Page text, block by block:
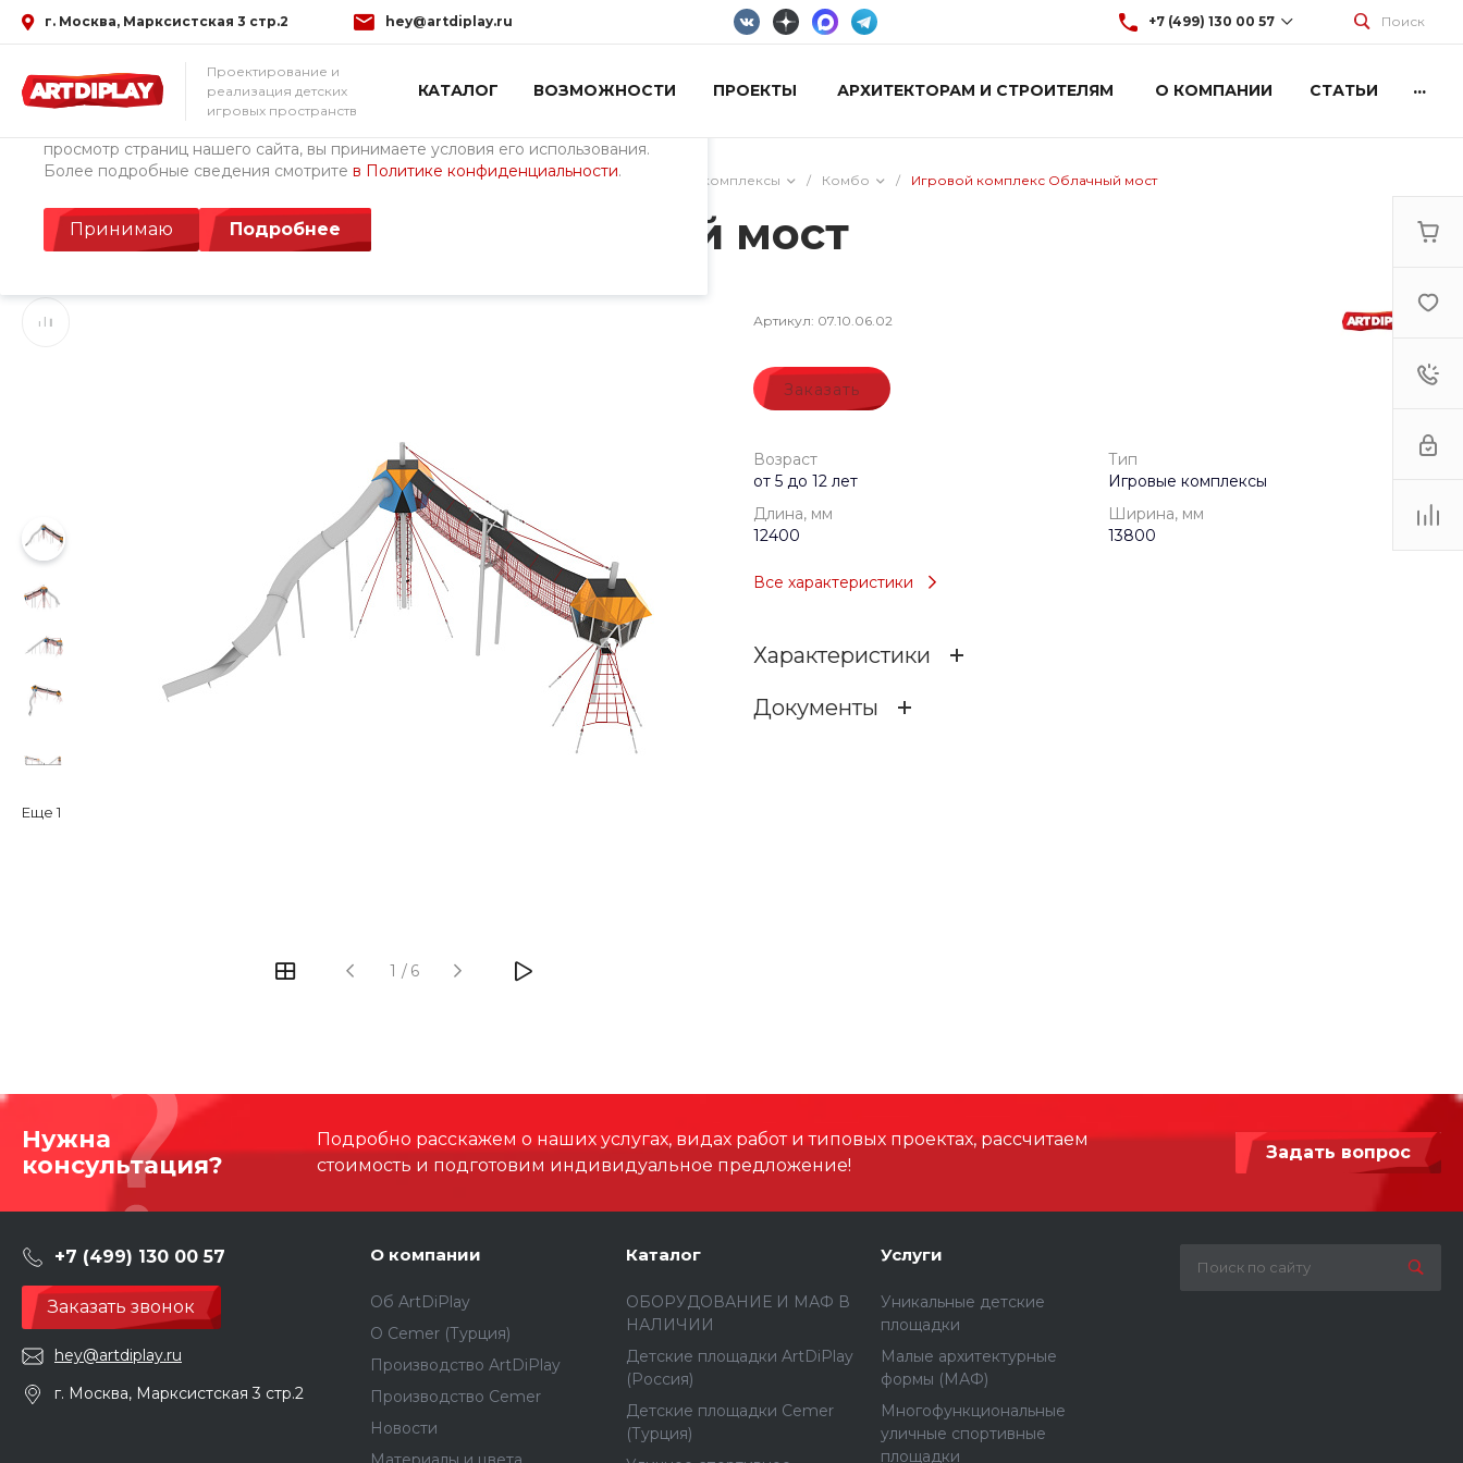
Использование файлов Cookie
Мы используем файлы cookie, разработанные нашими специалистами и
просмотр страниц нашего сайта, вы принимаете условия его использования.
Более подробные сведения смотрите в Политике конфиденциальности.
Принимаю Подробнее
г. Москва, Марксистская 3 стр.2 hey@artdiplay.ru +7 (499) 130 00 57 Поиск
Проектирование и
реализация детских
игровых пространств
КАТАЛОГ ВОЗМОЖНОСТИ ПРОЕКТЫ АРХИТЕКТОРАМ И СТРОИТЕЛЯМ О КОМПАНИИ СТАТЬИ ...
Главная / Каталог товаров / Детские площадки ArtDiPlay (Россия) / Лазательные игровые комплексы / Комбо / Игровой комплекс Облачный мост
Игровой комплекс Облачный мост
Еще 1
1 / 6
Артикул: 07.10.06.02
Заказать
Возраст
от 5 до 12 лет
Тип
Игровые комплексы
Длина, мм
12400
Ширина, мм
13800
Все характеристики
Характеристики
порошковой покраской
Документы
Нужна
консультация?
Подробно расскажем о наших услугах, видах работ и типовых проектах, рассчитаем
стоимость и подготовим индивидуальное предложение!
Задать вопрос
+7 (499) 130 00 57
Заказать звонок
hey@artdiplay.ru
г. Москва, Марксистская 3 стр.2
О компании
Об ArtDiPlay
О Сemer (Турция)
Производство ArtDiPlay
Производство Cemer
Новости
Каталог
ОБОРУДОВАНИЕ И МАФ В
НАЛИЧИИ
Детские площадки ArtDiPlay
(Россия)
Детские площадки Cemer
(Турция)
Услуги
Уникальные детские
площадки
Малые архитектурные
формы (МАФ)
Многофункциональные
уличные спортивные
площадки